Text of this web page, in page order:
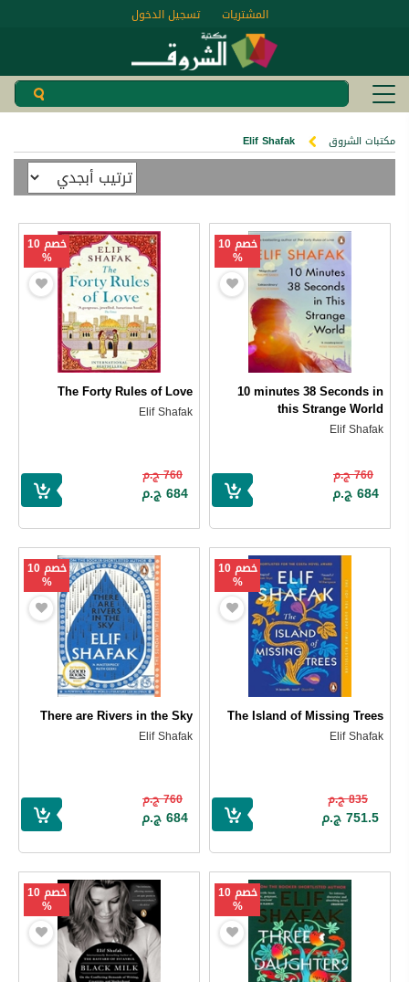
تسجيل الدخول المشتريات
مكتبات الشروق Elif Shafak
خصم 10
%
10 minutes 38 Seconds in
this Strange World
Elif Shafak
760 ج.م
684 ج.م
خصم 10
%
The Forty Rules of Love
Elif Shafak
760 ج.م
684 ج.م
خصم 10
%
The Island of Missing Trees
Elif Shafak
835 ج.م
751.5 ج.م
خصم 10
%
There are Rivers in the Sky
Elif Shafak
760 ج.م
684 ج.م
خصم 10
%
خصم 10
%